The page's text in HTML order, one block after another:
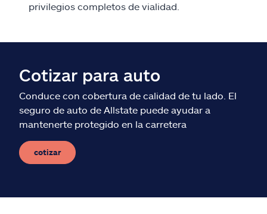
privilegios completos de vialidad.
Cotizar para auto
Conduce con cobertura de calidad de tu lado. El
seguro de auto de Allstate puede ayudar a
mantenerte protegido en la carretera
cotizar